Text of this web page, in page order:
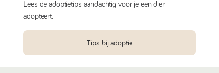
Lees de adoptietips aandachtig voor je een dier
adopteert.
Tips bij adoptie